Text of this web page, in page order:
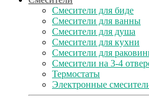
Смесители для биде
Смесители для ванны
Смесители для душа
Смесители для кухни
Смесители для
Смесители на 3-4
Термостаты
Электронные